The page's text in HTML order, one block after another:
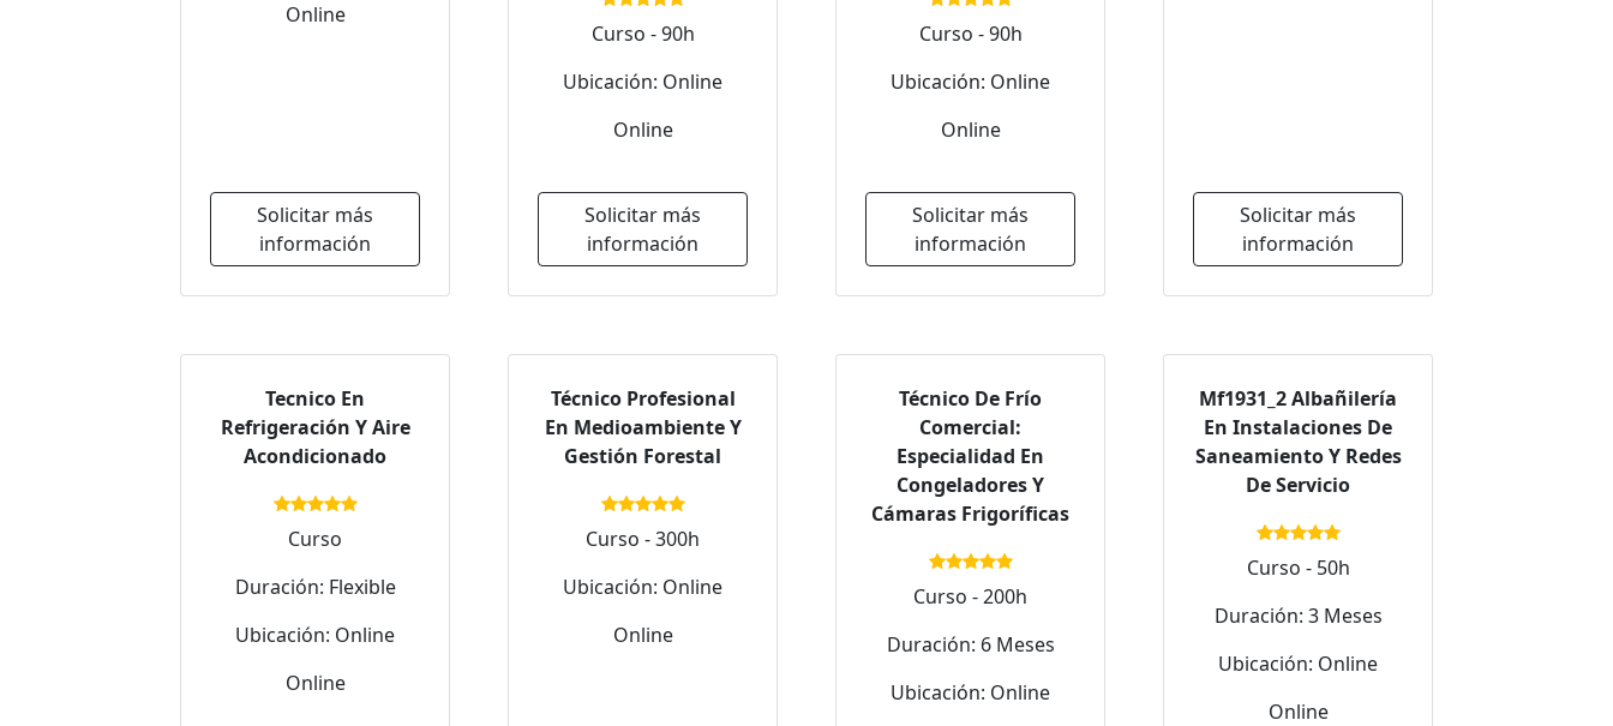
Online
Solicitar más
información
Curso - 90h
Ubicación: Online
Online
Solicitar más
información
Curso - 90h
Ubicación: Online
Online
Solicitar más
información
Solicitar más
información
Tecnico En
Refrigeración Y Aire
Acondicionado
Curso
Duración: Flexible
Ubicación: Online
Online
Técnico Profesional
En Medioambiente Y
Gestión Forestal
Curso - 300h
Ubicación: Online
Online
Técnico De Frío
Comercial:
Especialidad En
Congeladores Y
Cámaras Frigoríficas
Curso - 200h
Duración: 6 Meses
Ubicación: Online
Mf1931_2 Albañilería
En Instalaciones De
Saneamiento Y Redes
De Servicio
Curso - 50h
Duración: 3 Meses
Ubicación: Online
Online